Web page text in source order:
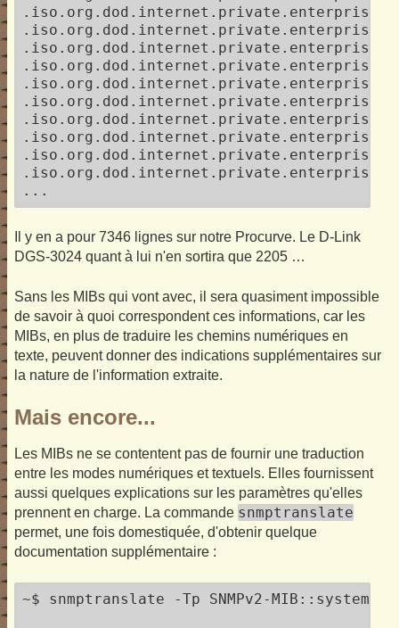
...
Il y en a pour 7346 lignes sur notre Procurve. Le D-Link
DGS-3024 quant à lui n'en sortira que 2205 …
Sans les MIBs qui vont avec, il sera quasiment impossible
de savoir à quoi correspondent ces informations, car les
MIBs, en plus de traduire les chemins numériques en
texte, peuvent donner des indications supplémentaires sur
la nature de l'information extraite.
Mais encore...
Les MIBs ne se contentent pas de fournir une traduction
entre les modes numériques et textuels. Elles fournissent
aussi quelques explications sur les paramètres qu'elles
prennent en charge. La commande snmptranslate
permet, une fois domestiquée, d'obtenir quelque
documentation supplémentaire :
~$ snmptranslate -Tp SNMPv2-MIB::system